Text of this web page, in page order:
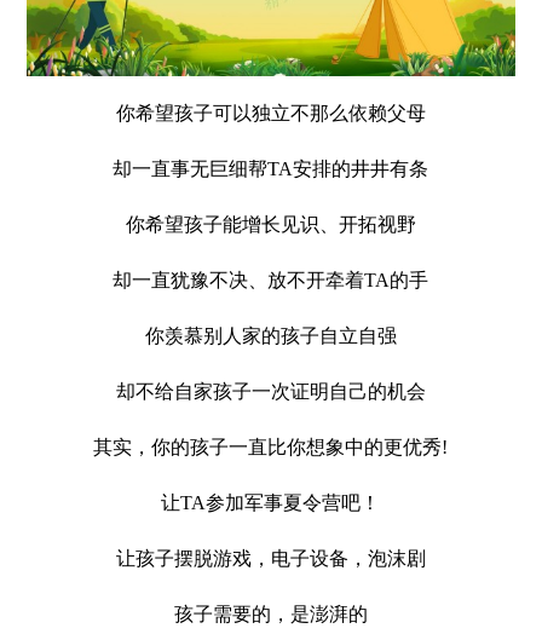
你希望孩子可以独立不那么依赖父母
却一直事无巨细帮TA安排的井井有条
你希望孩子能增长见识、开拓视野
却一直犹豫不决、放不开牵着TA的手
你羡慕别人家的孩子自立自强
却不给自家孩子一次证明自己的机会
其实，你的孩子一直比你想象中的更优秀!
让TA参加军事夏令营吧！
让孩子摆脱游戏，电子设备，泡沫剧
孩子需要的，是澎湃的